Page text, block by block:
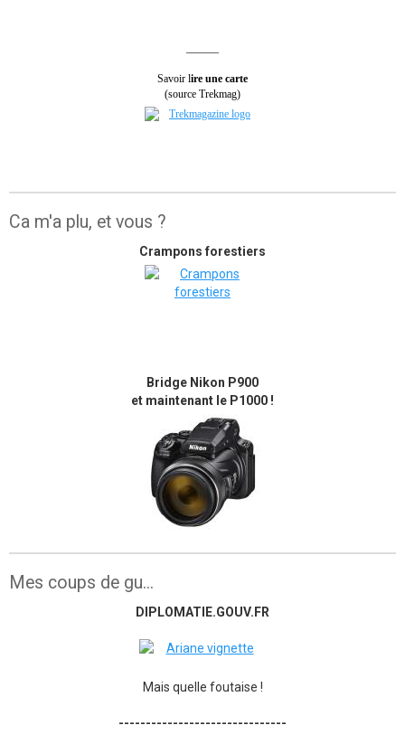
Savoir lire une carte
(source Trekmag)
Ca m'a plu, et vous ?
Crampons forestiers
Bridge Nikon P900
et maintenant le P1000 !
Mes coups de gu...
DIPLOMATIE.GOUV.FR
Mais quelle foutaise !
-------------------------------